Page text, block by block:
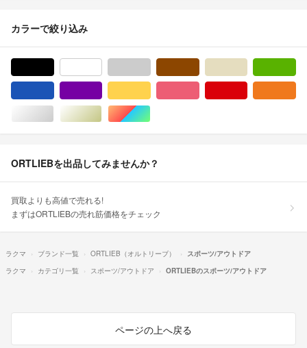
カラーで絞り込み
シルバー/銀色系ゴールド/金色系マルチカラー
ORTLIEBを出品してみませんか？
買取よりも高値で売れる!
まずはORTLIEBの売れ筋価格をチェック
ラクマ ブランド一覧 ORTLIEB（オルトリーブ）
スポーツ/アウトドア
ラクマ
カテゴリ一覧 スポーツ/アウトドア ORTLIEBのスポーツ/アウトドア
ページの上へ戻る